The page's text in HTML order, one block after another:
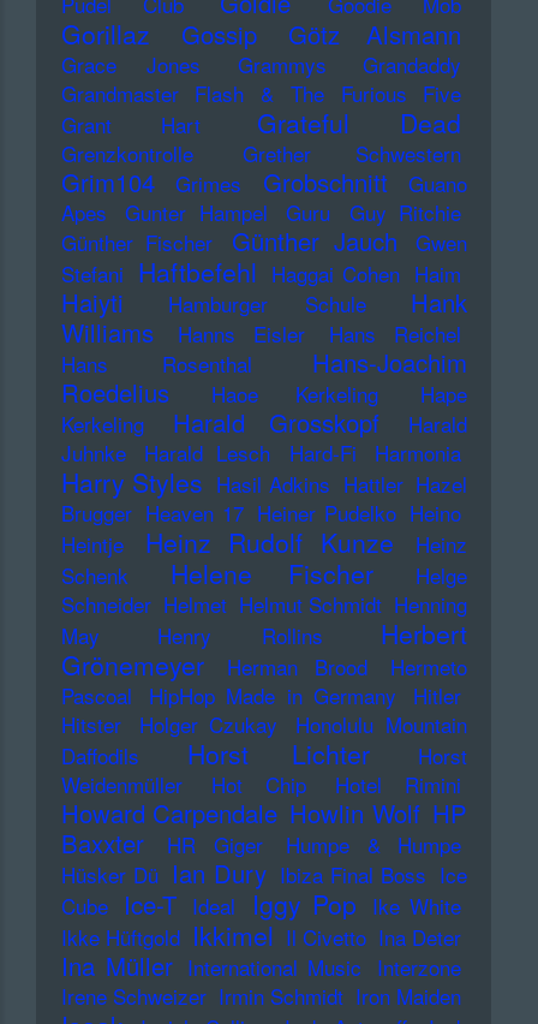
Gorillaz Gossip Götz Alsmann
Grace Jones Grammys
Grandaddy
Grandmaster Flash & The Furious Five
Grant Hart
Grateful Dead
Grenzkontrolle Grether Schwestern
Grim104 Grimes Grobschnitt
Guano
Apes
Gunter Hampel Guru
Guy Ritchie
Günther Fischer
Günther Jauch
Gwen
Stefani Haftbefehl Haggai Cohen Haim
Haiyti Hamburger Schule
Hank
Williams
Hanns Eisler
Hans Reichel
Hans Rosenthal
Hans-Joachim
Roedelius
Haoe Kerkeling
Hape
Kerkeling
Harald Grosskopf
Harald
Juhnke
Harald Lesch Hard-Fi Harmonia
Harry Styles Hasil Adkins Hattler Hazel
Brugger Heaven 17 Heiner Pudelko Heino
Heintje
Heinz Rudolf Kunze
Heinz
Schenk
Helene Fischer
Helge
Schneider Helmet Helmut Schmidt Henning
May
Henry Rollins
Herbert
Grönemeyer
Herman Brood
Hermeto
Pascoal
HipHop Made in Germany
Hitler
Hitster
Holger Czukay
Honolulu Mountain
Daffodils
Horst Lichter
Horst
Weidenmüller
Hot Chip Hotel Rimini
Howard Carpendale Howlin Wolf HP
Baxxter
HR Giger
Humpe & Humpe
Hüsker Dü Ian Dury Ibiza Final Boss Ice
Cube
Ice-T Ideal Iggy Pop Ike White
Ikke Hüftgold Ikkimel Il Civetto Ina Deter
Ina Müller International Music Interzone
Irene Schweizer Irmin Schmidt Iron Maiden